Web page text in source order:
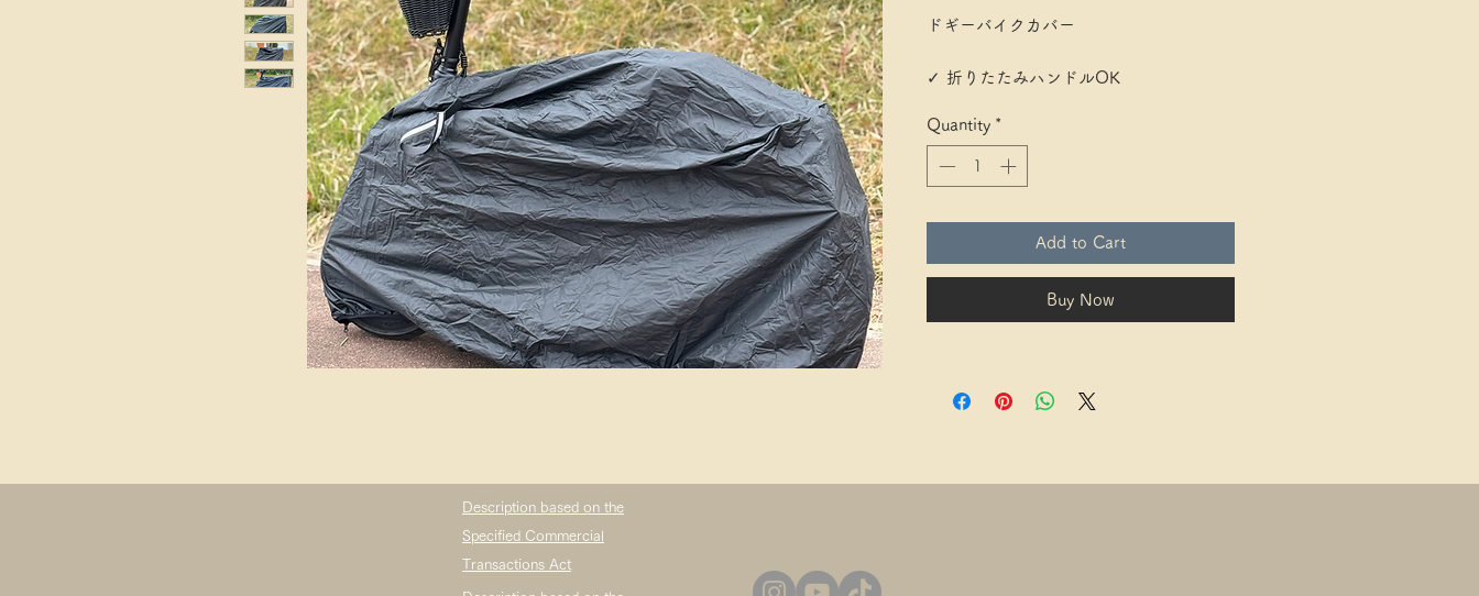
ドギーバイクカバー
✓ 折りたたみハンドルOK
雨の日も、Doggieをキレイに守る。
これ一枚で安心。
5.6.7枚目の写真はリアカーゴバスケット
Mサイズ（後カゴ小）装着例
大）を装着されている場合、カバーはサ
Quantity *
Add to Cart
Buy Now
Description based on the
Specified Commercial
Transactions Act